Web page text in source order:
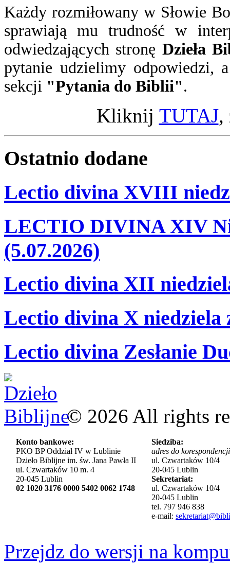
Każdy rozmiłowany w Słowie
sprawiają mu trudność w
odwiedzających stronę Dzieła
pytanie udzielimy odpowiedzi,
sekcji "Pytania do Biblii".
Kliknij TUTAJ,
Ostatnio dodane
Lectio divina XVIII
LECTIO DIVINA XIV
(5.07.2026)
Lectio divina XII
Lectio divina X niedziela
Lectio divina Zesłanie
© 2026 All rights
Konto bankowe:
PKO BP Oddział IV w Lublinie
Dzieło Biblijne im. św. Jana Pawła II
ul. Czwartaków 10 m. 4
20-045 Lublin
02 1020 3176 0000 5402 0062 1748
Siedziba:
adres do
ul. Czwartaków 10/4
20-045 Lublin
Sekretariat:
ul. Czwartaków 10/4
20-045 Lublin
tel. 797 946 838
e-mail:
Przejdz do wersji na